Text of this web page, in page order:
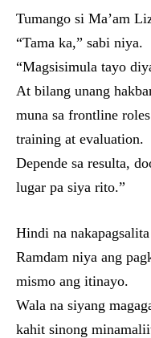
Tumango si Ma’am
“Tama ka,” sabi niya.
“Magsisimula tayo
At bilang unang
muna sa frontline
training at evaluation.
Depende sa resulta,
lugar pa siya rito.”
Hindi na
Ramdam niya ang
mismo ang itinayo.
Wala na siyang
kahit sinong